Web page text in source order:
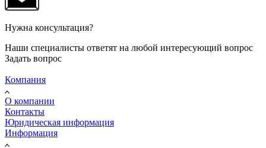
Нужна консультация?
Наши специалисты ответят на любой интересующий вопрос
Задать вопрос
Компания
О компании
Контакты
Юридическая информация
Информация